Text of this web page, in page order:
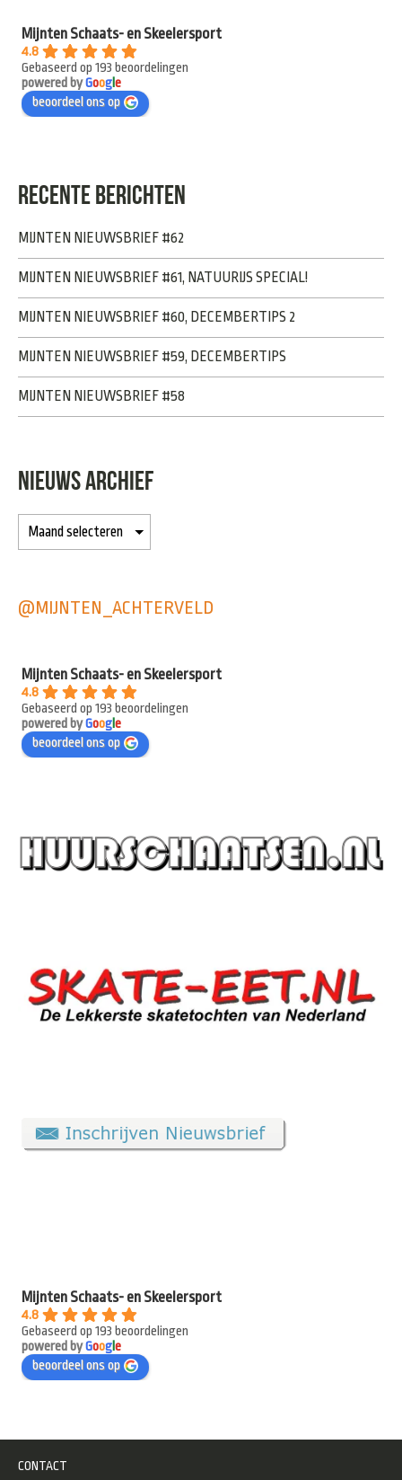
Mijnten Schaats- en Skeelersport
4.8
Gebaseerd op 193 beoordelingen
powered byGooge
beoordeel ons op
RECENTE BERICHTEN
MIJNTEN NIEUWSBRIEF #62
MIJNTEN NIEUWSBRIEF #61, NATUURIJS SPECIAL!
MIJNTEN NIEUWSBRIEF #60, DECEMBERTIPS 2
MIJNTEN NIEUWSBRIEF #59, DECEMBERTIPS
MIJNTEN NIEUWSBRIEF #58
NIEUWS ARCHIEF
@MIJNTEN_ACHTERVELD
Mijnten Schaats- en Skeelersport
4.8
Gebaseerd op 193 beoordelingen
powered byGooge
beoordeel ons op
Mijnten Schaats- en Skeelersport
4.8
Gebaseerd op 193 beoordelingen
powered byGooge
beoordeel ons op
CONTACT